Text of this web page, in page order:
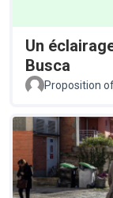
Un
Busca
Proposition